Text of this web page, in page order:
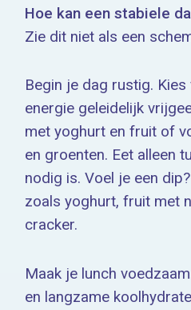
Hoe kan een stabiele
Zie dit niet als een
Begin je dag rustig.
energie geleidelijk
met yoghurt en fruit of
en groenten. Eet alleen
nodig is. Voel je een
zoals yoghurt, fruit met
cracker.
Maak je lunch
en langzame